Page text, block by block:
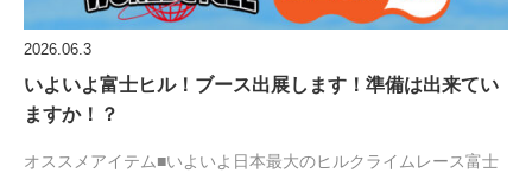
2026.06.3
いよいよ富士ヒル！ブース出展します！準備は出来てい
ますか！？
オススメアイテム■いよいよ日本最大のヒルクライムレース富士